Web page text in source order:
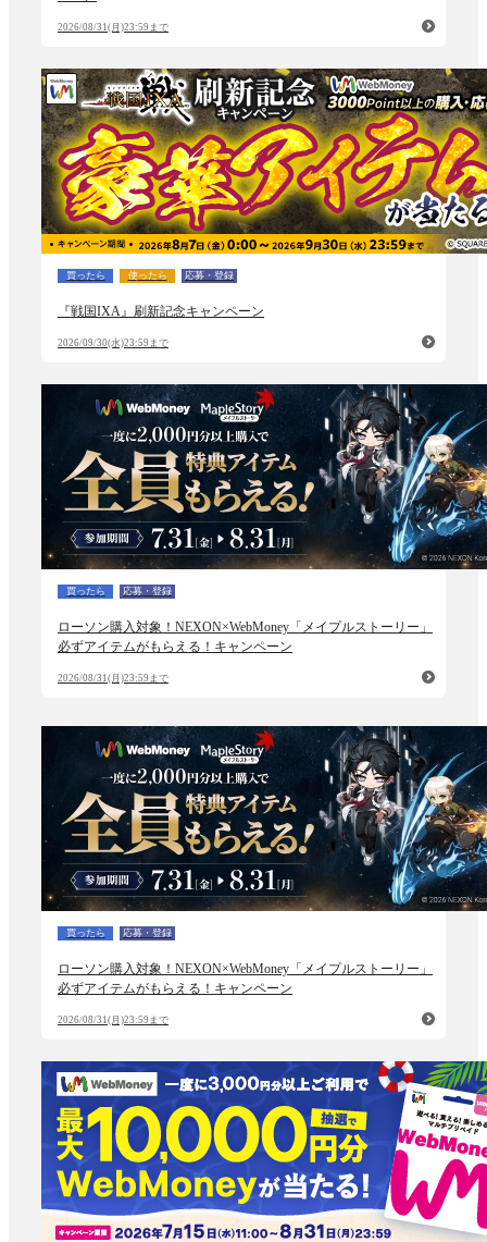
2026/08/31(月)23:59まで
買ったら 使ったら 応募・登録
『戦国IXA』刷新記念キャンペーン
2026/09/30(水)23:59まで
買ったら 応募・登録
ローソン購入対象！NEXON×WebMoney「メイプルストーリー」
必ずアイテムがもらえる！キャンペーン
2026/08/31(月)23:59まで
買ったら 応募・登録
ローソン購入対象！NEXON×WebMoney「メイプルストーリー」
必ずアイテムがもらえる！キャンペーン
2026/08/31(月)23:59まで